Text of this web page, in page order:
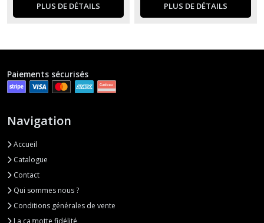
PLUS DE DÉTAILS PLUS DE DÉTAILS
Paiements sécurisés
Navigation
Accueil
Catalogue
Contact
Qui sommes nous ?
Conditions générales de vente